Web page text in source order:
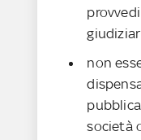
non
società